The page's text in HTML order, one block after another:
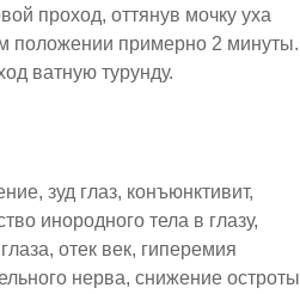
проход, оттянув мочку уха
положении примерно 2 минуты.
ватную турунду.
зуд глаз, конъюнктивит,
инородного тела в глазу,
отек век, гиперемия
нерва, снижение остроты